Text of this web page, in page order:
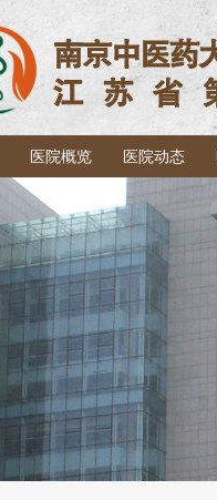
医院概览 医院动态